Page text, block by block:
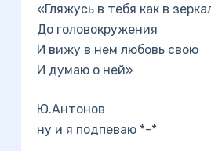
«Гляжусь в тебя как в
До головокружения
И вижу в нем любовь свою
И думаю о ней»
Ю.Антонов
ну и я подпеваю *-*